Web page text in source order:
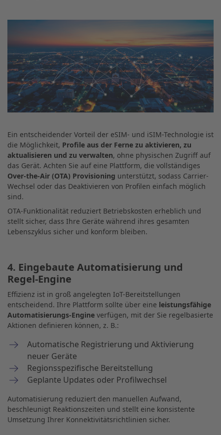
Ein entscheidender Vorteil der eSIM- und iSIM-Technologie ist
die Möglichkeit, Profile aus der Ferne zu aktivieren, zu
aktualisieren und zu verwalten, ohne physischen Zugriff auf
das Gerät. Achten Sie auf eine Plattform, die vollständiges
Over-the-Air (OTA) Provisioning unterstützt, sodass Carrier-
Wechsel oder das Deaktivieren von Profilen einfach möglich
sind.
OTA-Funktionalität reduziert Betriebskosten erheblich und
stellt sicher, dass Ihre Geräte während ihres gesamten
Lebenszyklus sicher und konform bleiben.
4. Eingebaute Automatisierung und
Regel-Engine
Effizienz ist in groß angelegten IoT-Bereitstellungen
entscheidend. Ihre Plattform sollte über eine leistungsfähige
Automatisierungs-Engine verfügen, mit der Sie regelbasierte
Aktionen definieren können, z. B.:
Automatische Registrierung und Aktivierung
neuer Geräte
Regionsspezifische Bereitstellung
Geplante Updates oder Profilwechsel
Automatisierung reduziert den manuellen Aufwand,
beschleunigt Reaktionszeiten und stellt eine konsistente
Umsetzung Ihrer Konnektivitätsrichtlinien sicher.